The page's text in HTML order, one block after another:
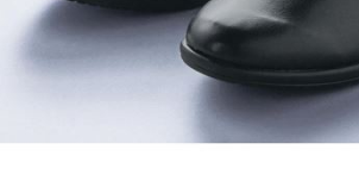
ジュニア・ティーンズ下着
大きいサイズ レディース服
大きいサイズ レディース下着
バーゲンセール
詳細検索
大きいサイズ レディース下着
シークレットセール
商品カテゴリ一覧
カタログ・チラシからのご注文